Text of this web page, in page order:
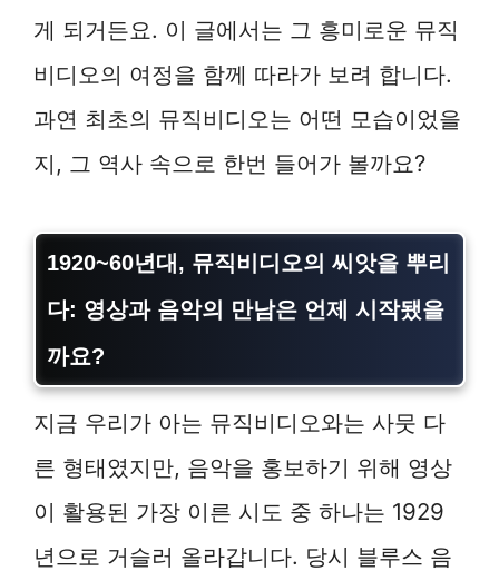
게 되거든요. 이 글에서는 그 흥미로운 뮤직
비디오의 여정을 함께 따라가 보려 합니다.
과연 최초의 뮤직비디오는 어떤 모습이었을
지, 그 역사 속으로 한번 들어가 볼까요?
1920~60년대, 뮤직비디오의 씨앗을 뿌리
다: 영상과 음악의 만남은 언제 시작됐을
까요?
지금 우리가 아는 뮤직비디오와는 사뭇 다
른 형태였지만, 음악을 홍보하기 위해 영상
이 활용된 가장 이른 시도 중 하나는 1929
년으로 거슬러 올라갑니다. 당시 블루스 음